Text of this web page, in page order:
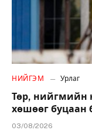
НИЙГЭМ Урлаг
Төр, нийгмийн
хөшөөг буцаан
03/08/2026